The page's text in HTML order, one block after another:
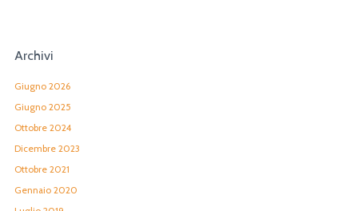
Archivi
Giugno 2026
Giugno 2025
Ottobre 2024
Dicembre 2023
Ottobre 2021
Gennaio 2020